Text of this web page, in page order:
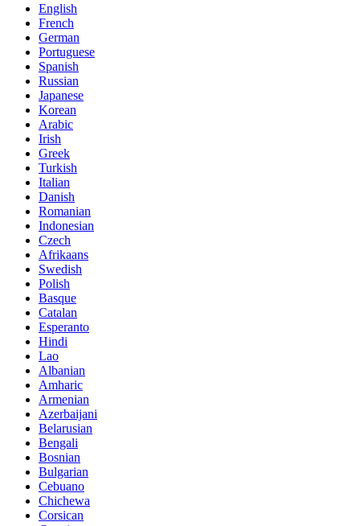
English
French
German
Portuguese
Spanish
Russian
Japanese
Korean
Arabic
Irish
Greek
Turkish
Italian
Danish
Romanian
Indonesian
Czech
Afrikaans
Swedish
Polish
Basque
Catalan
Esperanto
Hindi
Lao
Albanian
Amharic
Armenian
Azerbaijani
Belarusian
Bengali
Bosnian
Bulgarian
Cebuano
Chichewa
Corsican